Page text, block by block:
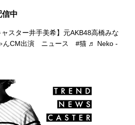
中
スター井手美希】元AKB48高橋みな
んCM出演 ニュース #猫 ♬ Neko -